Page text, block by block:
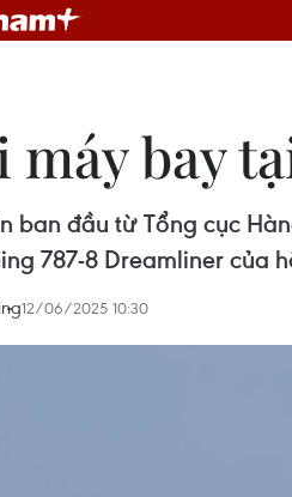
máy bay
ban đầu từ Tổng cục
787-8 Dreamliner của
12/06/2025 10:30